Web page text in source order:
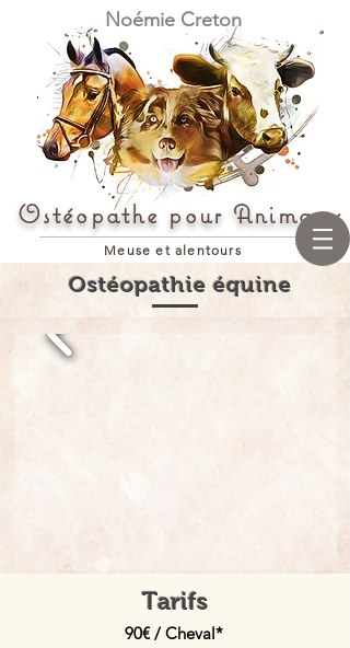
Ostéopathe pour Animaux
Meuse et alentours
Noémie Creton
Ostéopathie équine
Tarifs
90€ / Cheval*